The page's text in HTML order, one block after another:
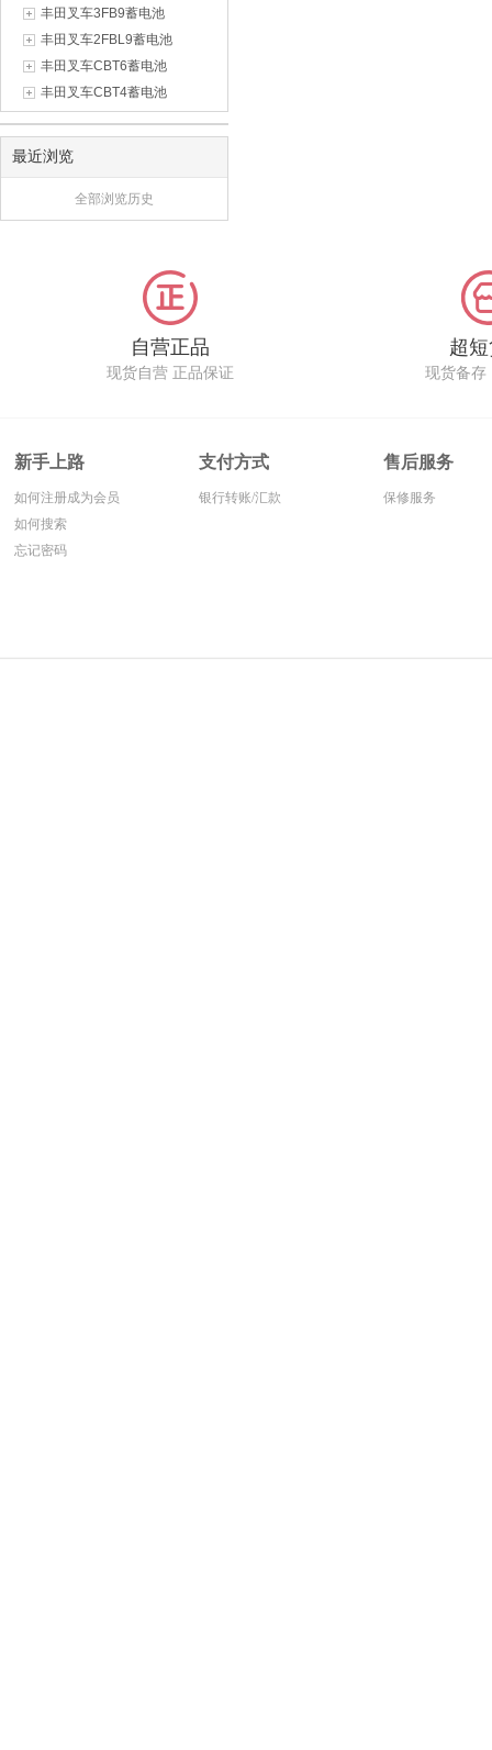
丰田叉车3FB9蓄电池
丰田叉车2FBL9蓄电池
丰田叉车CBT6蓄电池
丰田叉车CBT4蓄电池
最近浏览
全部浏览历史
自营正品
现货自营 正品保证
超
现货备存
新手上路
如何注册成为会员
如何搜索
忘记密码
支付方式
银行转账/汇款
售后服务
保修服务